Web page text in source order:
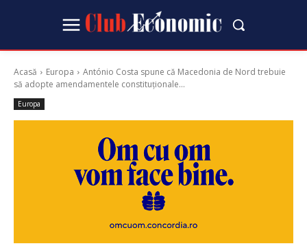
Acasă Europa
António Costa spune că Macedonia de Nord trebuie
să adopte amendamentele constituționale...
Europa